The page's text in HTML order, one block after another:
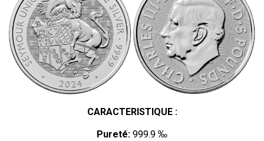
CARACTERISTIQUE :
Pureté: 999.9 ‰